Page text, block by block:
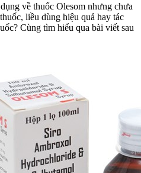
về thuốc Olesom nhưng chưa
liều dùng hiệu quả hay tác
Cùng tìm hiểu qua bài viết sau